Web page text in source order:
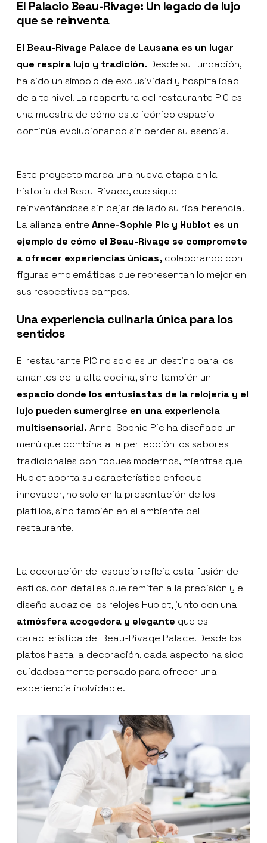
El Palacio Beau-Rivage: Un legado de lujo
que se reinventa
El Beau-Rivage Palace de Lausana es un lugar
que respira lujo y tradición. Desde su fundación,
ha sido un símbolo de exclusividad y hospitalidad
de alto nivel. La reapertura del restaurante PIC es
una muestra de cómo este icónico espacio
continúa evolucionando sin perder su esencia.
Este proyecto marca una nueva etapa en la
historia del Beau-Rivage, que sigue
reinventándose sin dejar de lado su rica herencia.
La alianza entre Anne-Sophie Pic y Hublot es un
ejemplo de cómo el Beau-Rivage se compromete
a ofrecer experiencias únicas, colaborando con
figuras emblemáticas que representan lo mejor en
sus respectivos campos.
Una experiencia culinaria única para los
sentidos
El restaurante PIC no solo es un destino para los
amantes de la alta cocina, sino también un
espacio donde los entusiastas de la relojería y el
lujo pueden sumergirse en una experiencia
multisensorial. Anne-Sophie Pic ha diseñado un
menú que combina a la perfección los sabores
tradicionales con toques modernos, mientras que
Hublot aporta su característico enfoque
innovador, no solo en la presentación de los
platillos, sino también en el ambiente del
restaurante.
La decoración del espacio refleja esta fusión de
estilos, con detalles que remiten a la precisión y el
diseño audaz de los relojes Hublot, junto con una
atmósfera acogedora y elegante que es
característica del Beau-Rivage Palace. Desde los
platos hasta la decoración, cada aspecto ha sido
cuidadosamente pensado para ofrecer una
experiencia inolvidable.